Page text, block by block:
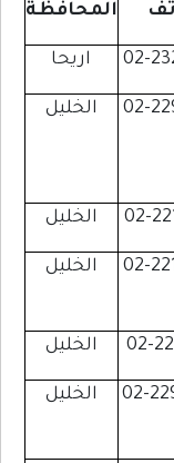
المحافظة
02- اريحا
02- الخليل
02- الخليل
02- الخليل
02- الخليل
02- الخليل